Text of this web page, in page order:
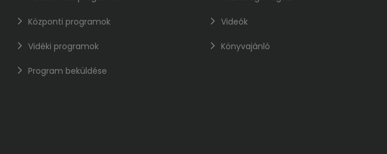
Központi programok
Vidéki programok
Program beküldése
Videók
Könyvajánló